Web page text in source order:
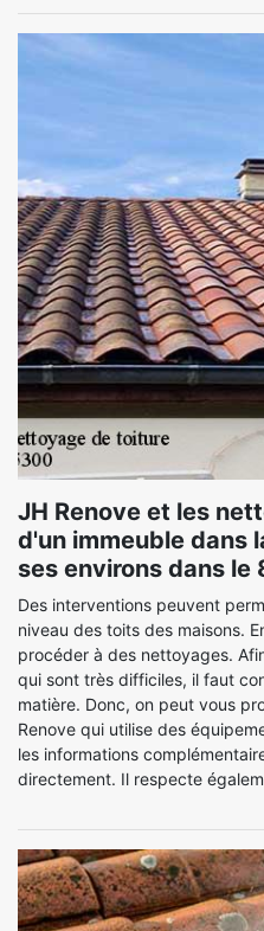
JH Renove et les
d'un immeuble dans
ses environs dans le
Des interventions peuvent
niveau des toits des maisons.
procéder à des nettoyages.
qui sont très difficiles, il faut
matière. Donc, on peut vous
Renove qui utilise des
les informations
directement. Il respecte